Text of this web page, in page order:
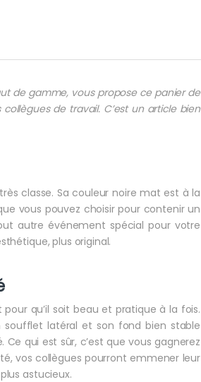
de gamme, vous propose ce panier de
de travail. C’est un article bien
classe. Sa couleur noire mat est à la
vous pouvez choisir pour contenir un
autre événement spécial pour votre
plus original.
qu’il soit beau et pratique à la fois.
soufflet latéral et son fond bien stable
qui est sûr, c’est que vous gagnerez
vos collègues pourront emmener leur
astucieux.